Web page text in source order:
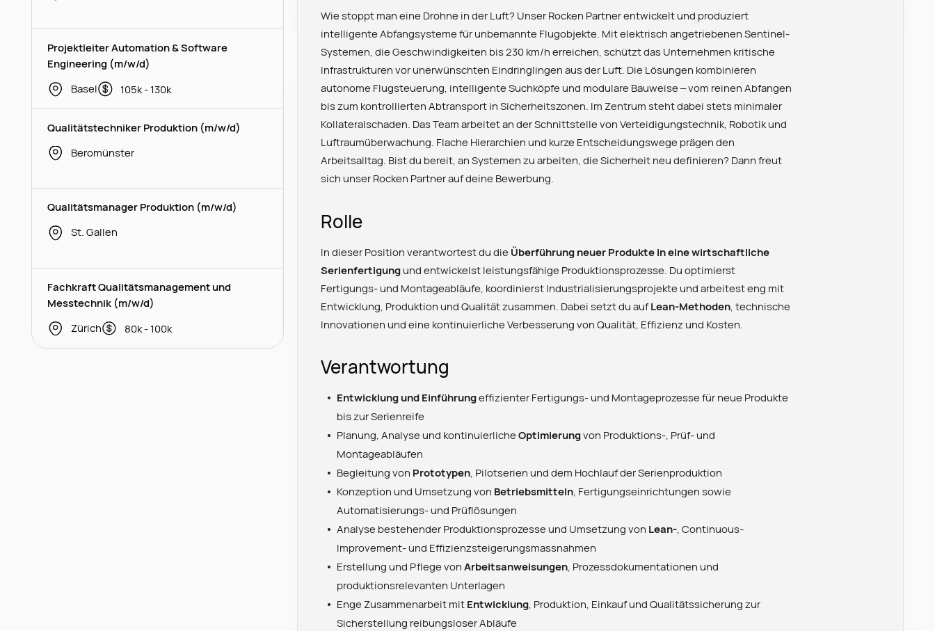
Projektleiter Automation & Software
Engineering (m/w/d)
Basel
105k - 130k
Qualitätstechniker Produktion (m/w/d)
Beromünster
Qualitätsmanager Produktion (m/w/d)
St. Gallen
Fachkraft Qualitätsmanagement und
Messtechnik (m/w/d)
Zürich
80k - 100k
Wie stoppt man eine Drohne in der Luft? Unser Rocken Partner entwickelt und produziert
intelligente Abfangsysteme für unbemannte Flugobjekte. Mit elektrisch angetriebenen Sentinel-
Systemen, die Geschwindigkeiten bis 230 km/h erreichen, schützt das Unternehmen kritische
Infrastrukturen vor unerwünschten Eindringlingen aus der Luft. Die Lösungen kombinieren
autonome Flugsteuerung, intelligente Suchköpfe und modulare Bauweise – vom reinen Abfangen
bis zum kontrollierten Abtransport in Sicherheitszonen. Im Zentrum steht dabei stets minimaler
Kollateralschaden. Das Team arbeitet an der Schnittstelle von Verteidigungstechnik, Robotik und
Luftraumüberwachung. Flache Hierarchien und kurze Entscheidungswege prägen den
Arbeitsalltag. Bist du bereit, an Systemen zu arbeiten, die Sicherheit neu definieren? Dann freut
sich unser Rocken Partner auf deine Bewerbung.
Rolle
In dieser Position verantwortest du die Überführung neuer Produkte in eine wirtschaftliche
Serienfertigung und entwickelst leistungsfähige Produktionsprozesse. Du optimierst
Fertigungs- und Montageabläufe, koordinierst Industrialisierungsprojekte und arbeitest eng mit
Entwicklung, Produktion und Qualität zusammen. Dabei setzt du aufLean-Methoden , technische
Innovationen und eine kontinuierliche Verbesserung von Qualität, Effizienz und Kosten.
Verantwortung
Entwicklung und Einführungeffizienter Fertigungs- und Montageprozesse für neue Produkte
bis zur Serienreife
Planung, Analyse und kontinuierlicheOptimierungvon Produktions-, Prüf- und
Montageabläufen
Begleitung von Prototypen, Pilotserien und dem Hochlauf der Serienproduktion
Konzeption und Umsetzung von Betriebsmitteln, Fertigungseinrichtungen sowie
Automatisierungs- und Prüflösungen
Analyse bestehender Produktionsprozesse und Umsetzung von Lean-, Continuous-
Improvement- und Effizienzsteigerungsmassnahmen
Erstellung und Pflege vonArbeitsanweisungen, Prozessdokumentationen und
produktionsrelevanten Unterlagen
Enge Zusammenarbeit mit Entwicklung, Produktion, Einkauf und Qualitätssicherung zur
Sicherstellung reibungsloser Abläufe